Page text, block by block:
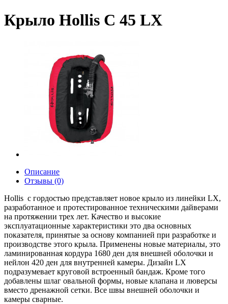
Крыло Hollis C 45 LX
Описание
Отзывы (0)
Hollis с гордостью представляет новое крыло из линейки LX,
разработанное и протестированное техническими дайверами
на протяжении трех лет. Качество и высокие
эксплуатационные характеристики это два основных
показателя, принятые за основу компанией при разработке и
производстве этого крыла. Применены новые материалы, это
ламинированная кордура 1680 ден для внешней оболочки и
нейлон 420 ден для внутренней камеры. Дизайн LX
подразумевает круговой встроенный бандаж. Кроме того
добавлены шлаг овальной формы, новые клапана и люверсы
вместо дренажной сетки. Все швы внешней оболочки и
камеры сварные.